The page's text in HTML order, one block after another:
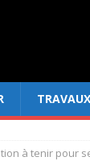
à tenir pour